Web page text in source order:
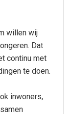
willen wij
Dat
continu met
te doen.
inwoners,